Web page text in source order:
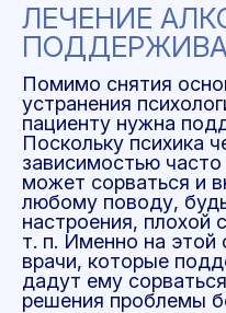
ЛЕЧЕНИЕ
Помимо снятия
устранения
пациенту нужна
Поскольку психика
зависимостью
может сорваться и
любому поводу,
настроения, плохой
т. п. Именно на этой
врачи, которые
дадут ему
решения проблемы